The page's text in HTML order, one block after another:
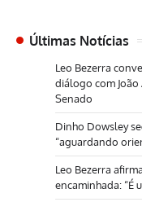
Últimas Notícias
Leo Bezerra
diálogo com
Senado
Dinho Dowsley
“aguardando
Leo Bezerra
encaminhada: “É